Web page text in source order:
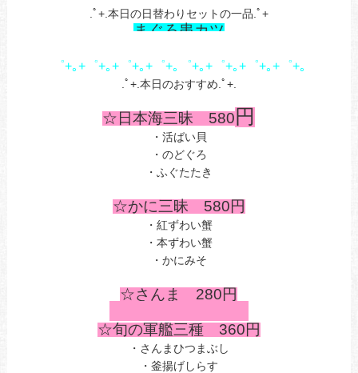
.ﾟ+.本日の日替わりセットの一品.ﾟ+
まぐろ串カツ
゜+｡+゜+｡+゜+｡+゜+｡゜+｡+゜+｡+゜+｡+゜+｡
.ﾟ+.本日のおすすめ.ﾟ+.
☆日本海三昧 580 円
・活ばい貝
・のどぐろ
・ふぐたたき
☆かに三昧 580円
・紅ずわい蟹
・本ずわい蟹
・かにみそ
☆さんま 280円
☆旬の軍艦三種 360円
・さんまひつまぶし
・釜揚げしらす